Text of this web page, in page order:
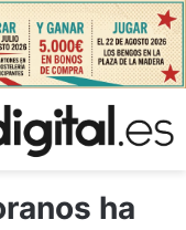
ha